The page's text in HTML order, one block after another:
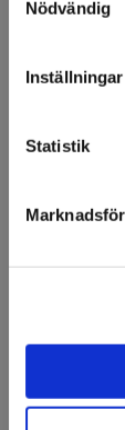
Nödvändig
Inställningar
Statistik
Förväntad
Fråga om
Om